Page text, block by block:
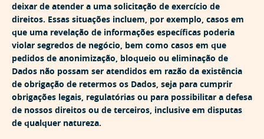
deixar de atender a uma solicitação de exercício de
direitos. Essas situações incluem, por exemplo, casos em
que uma revelação de informações específicas poderia
violar segredos de negócio, bem como casos em que
pedidos de anonimização, bloqueio ou eliminação de
Dados não possam ser atendidos em razão da existência
de obrigação de retermos os Dados, seja para cumprir
obrigações legais, regulatórias ou para possibilitar a defesa
de nossos direitos ou de terceiros, inclusive em disputas
de qualquer natureza.